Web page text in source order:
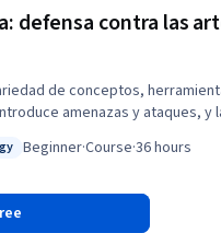
defensa contra las
de conceptos,
amenazas y ataques, y
utilizan para salvaguardar los
También cubriremos
Firewalls hasta opciones de
Beginner·Course·36 hours